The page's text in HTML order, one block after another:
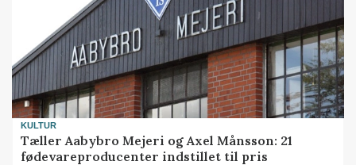
KULTUR
Tæller Aabybro Mejeri og Axel Månsson: 21
fødevareproducenter indstillet til pris